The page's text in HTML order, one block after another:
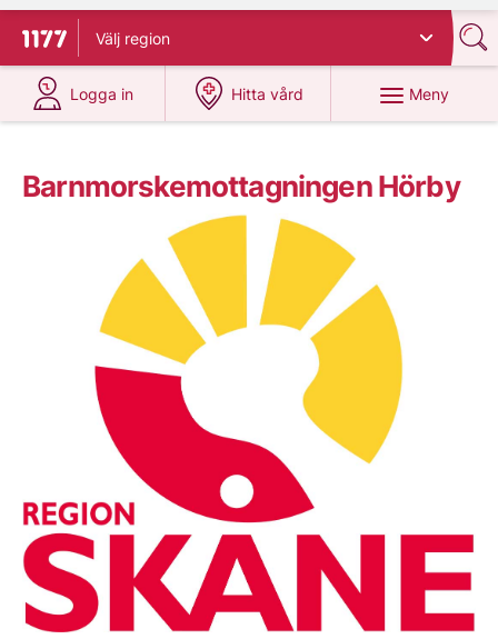
Till startsidan för 1177
Välj region
Logga in
på 1177.se
Hitta vård
på 1177.se
Meny
Barnmorskemottagningen Hörby